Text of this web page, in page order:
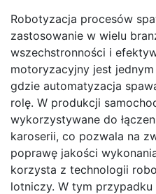
Robotyzacja procesów
zastosowanie w wielu
wszechstronności i
motoryzacyjny jest
gdzie automatyzacja
rolę. W produkcji
wykorzystywane do
karoserii, co pozwala na
poprawę jakości
korzysta z technologii
lotniczy. W tym